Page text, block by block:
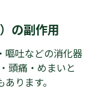
の副作用
嘔吐などの消化器
頭痛・めまいと
ります。